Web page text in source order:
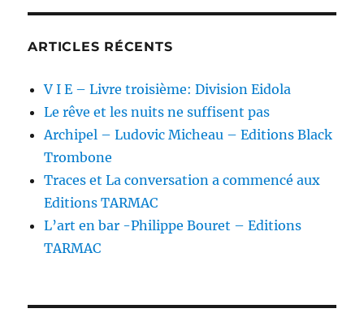
ARTICLES RÉCENTS
V I E – Livre troisième: Division Eidola
Le rêve et les nuits ne suffisent pas
Archipel – Ludovic Micheau – Editions Black
Trombone
Traces et La conversation a commencé aux
Editions TARMAC
L’art en bar -Philippe Bouret – Editions
TARMAC